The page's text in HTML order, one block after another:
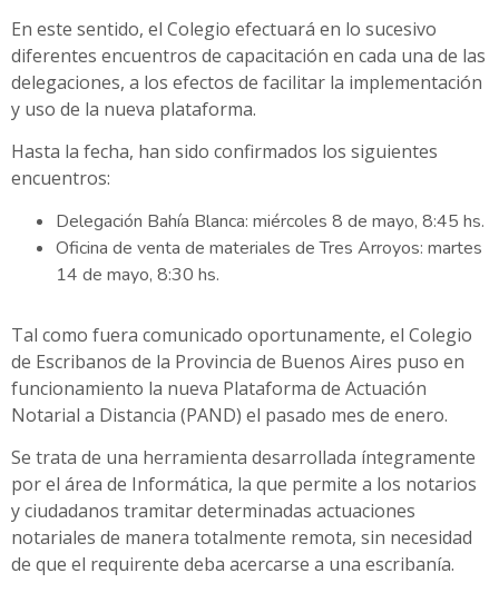
En este sentido, el Colegio efectuará en lo sucesivo
diferentes encuentros de capacitación en cada una de las
delegaciones, a los efectos de facilitar la implementación
y uso de la nueva plataforma.
Hasta la fecha, han sido confirmados los siguientes
encuentros:
Delegación Bahía Blanca: miércoles 8 de mayo, 8:45 hs.
Oficina de venta de materiales de Tres Arroyos: martes
14 de mayo, 8:30 hs.
Tal como fuera comunicado oportunamente, el Colegio
de Escribanos de la Provincia de Buenos Aires puso en
funcionamiento la nueva Plataforma de Actuación
Notarial a Distancia (PAND) el pasado mes de enero.
Se trata de una herramienta desarrollada íntegramente
por el área de Informática, la que permite a los notarios
y ciudadanos tramitar determinadas actuaciones
notariales de manera totalmente remota, sin necesidad
de que el requirente deba acercarse a una escribanía.